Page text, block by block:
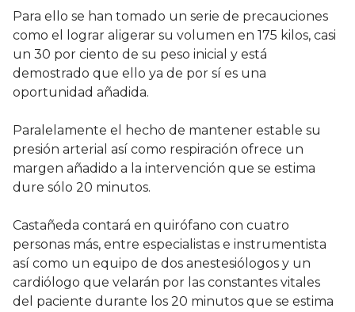
Para ello se han tomado un serie de precauciones
como el lograr aligerar su volumen en 175 kilos, casi
un 30 por ciento de su peso inicial y está
demostrado que ello ya de por sí es una
oportunidad añadida.
Paralelamente el hecho de mantener estable su
presión arterial así como respiración ofrece un
margen añadido a la intervención que se estima
dure sólo 20 minutos.
Castañeda contará en quirófano con cuatro
personas más, entre especialistas e instrumentista
así como un equipo de dos anestesiólogos y un
cardiólogo que velarán por las constantes vitales
del paciente durante los 20 minutos que se estima